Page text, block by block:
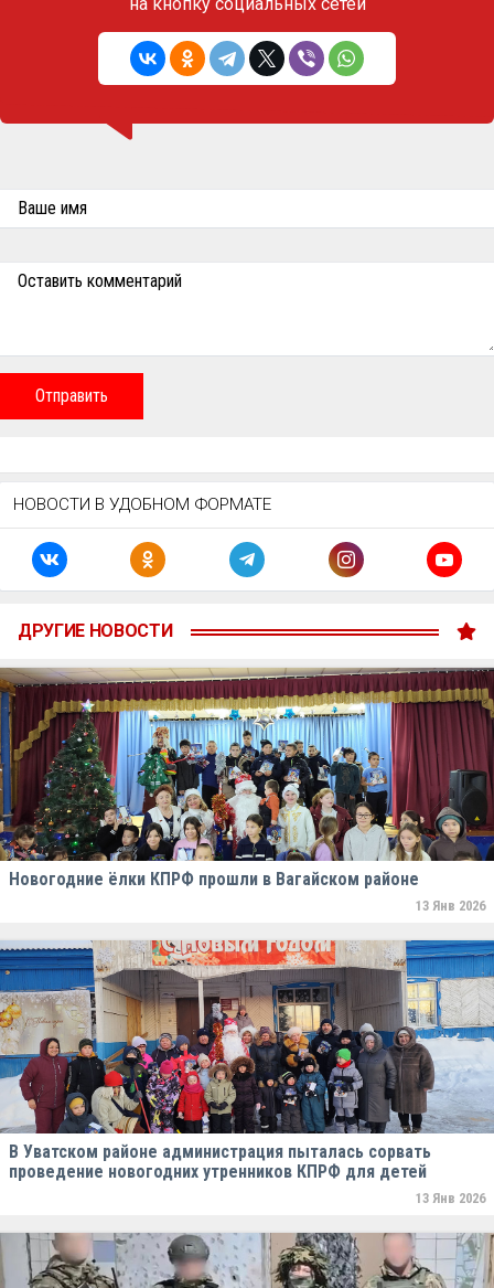
Ваше имя
Оставить комментарий
Отправить
НОВОСТИ В УДОБНОМ ФОРМАТЕ
ДРУГИЕ НОВОСТИ
Новогодние ёлки КПРФ прошли в Вагайском районе
13 Янв 2026
В Уватском районе администрация пыталась сорвать
проведение новогодних утренников КПРФ для детей
13 Янв 2026